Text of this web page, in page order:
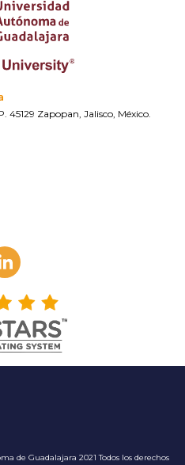
45129 Zapopan, Jalisco, México.
de Guadalajara 2021 Todos los derechos